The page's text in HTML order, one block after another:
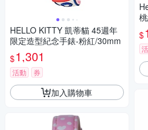
HELLO KITTY 凱蒂貓 45週年
限定造型紀念手錶-粉紅/30mm
$1,301
活動 券
加入購物車
$